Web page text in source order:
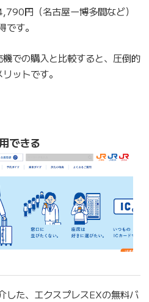
円（名古屋ー博多間など）
す。
での購入と比較すると、圧倒的
ットです。
できる
した、エクスプレスEXの無料バ